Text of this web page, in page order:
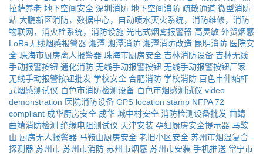
拉萨养老 地下空间安全 深圳消防 地下空间消防 疏散通道 微型消防
站 大鹏新区消防，数据中心，自动喷水灭火系统，消防维修，消防
物联网，消火栓系统，消防设施 光电式烟雾报警器 高灵敏 外贸烟感
LoRa无线烟感报警器 湘潭 湘潭消防 湘潭消防改造 昆明消防 医院安
全 珠海市厨房离人报警器 珠海市厨房安全 吉林消防设备 吉林无线
手动报警按钮 通化消防 无线手动报警按钮 无线手动报警按钮厂家
无线手动报警按钮批发 学校安全 合肥消防 学校消防 百色市伸缩杆
式烟感测试仪 百色市消防检测设备 百色市烟感测试仪 video
demonstration 医院消防设备 GPS location stamp NFPA 72
compliant 成华厨房安全 成华 城中村安全 消防检测设备批发 曲靖
曲靖消防检测 绝缘电阻测试仪 天津安装 孕妇厨房安全提示器 马鞍
山 厨房无人报警器 马鞍山厨房安全 老旧小区安全 苏州市烟温复合
探测器 苏州市 苏州市消防 苏州市烟感 苏州市安装 手机推送 常宁市